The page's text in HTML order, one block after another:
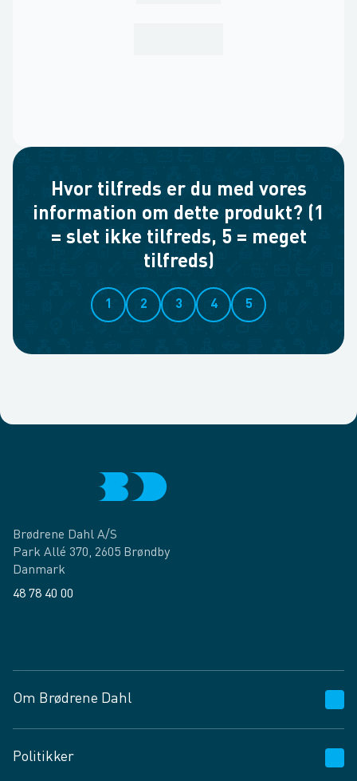
Hvor tilfreds er du med vores
information om dette produkt? (1
= slet ikke tilfreds, 5 = meget
tilfreds)
1 2 3 4 5
Brødrene Dahl A/S
Park Allé 370, 2605 Brøndby
Danmark
48 78 40 00
Om Brødrene Dahl
Vagttelefon 30 10 89 89
Politikker